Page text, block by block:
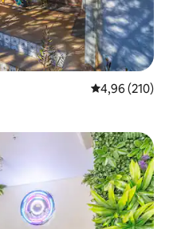
Calificación
4,96 (210)